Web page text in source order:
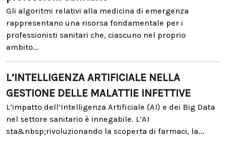
Gli algoritmi relativi alla medicina di emergenza
rappresentano una risorsa fondamentale per i
professionisti sanitari che, ciascuno nel proprio
ambito...
L’INTELLIGENZA ARTIFICIALE NELLA
GESTIONE DELLE MALATTIE INFETTIVE
L’impatto dell’Intelligenza Artificiale (AI) e dei Big Data
nel settore sanitario è innegabile. L’AI
sta&nbsp;rivoluzionando la scoperta di farmaci, la...